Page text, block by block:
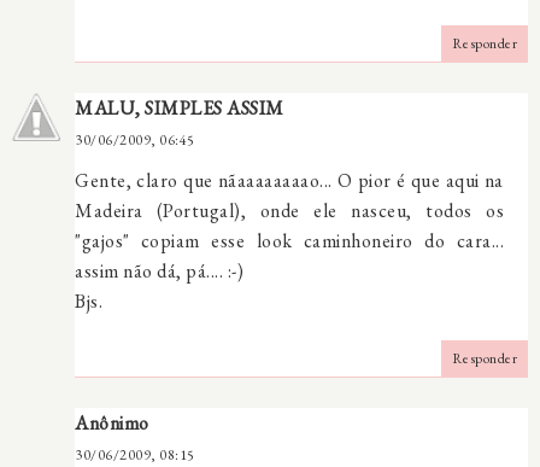
Responder
MALU, SIMPLES ASSIM
30/06/2009, 06:45
Gente, claro que nãaaaaaaaao... O pior é que aqui na
Madeira (Portugal), onde ele nasceu, todos os
"gajos" copiam esse look caminhoneiro do cara...
assim não dá, pá.... :-)
Bjs.
Responder
Anônimo
30/06/2009, 08:15